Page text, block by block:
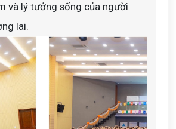
và lý tưởng sống của người
lai.